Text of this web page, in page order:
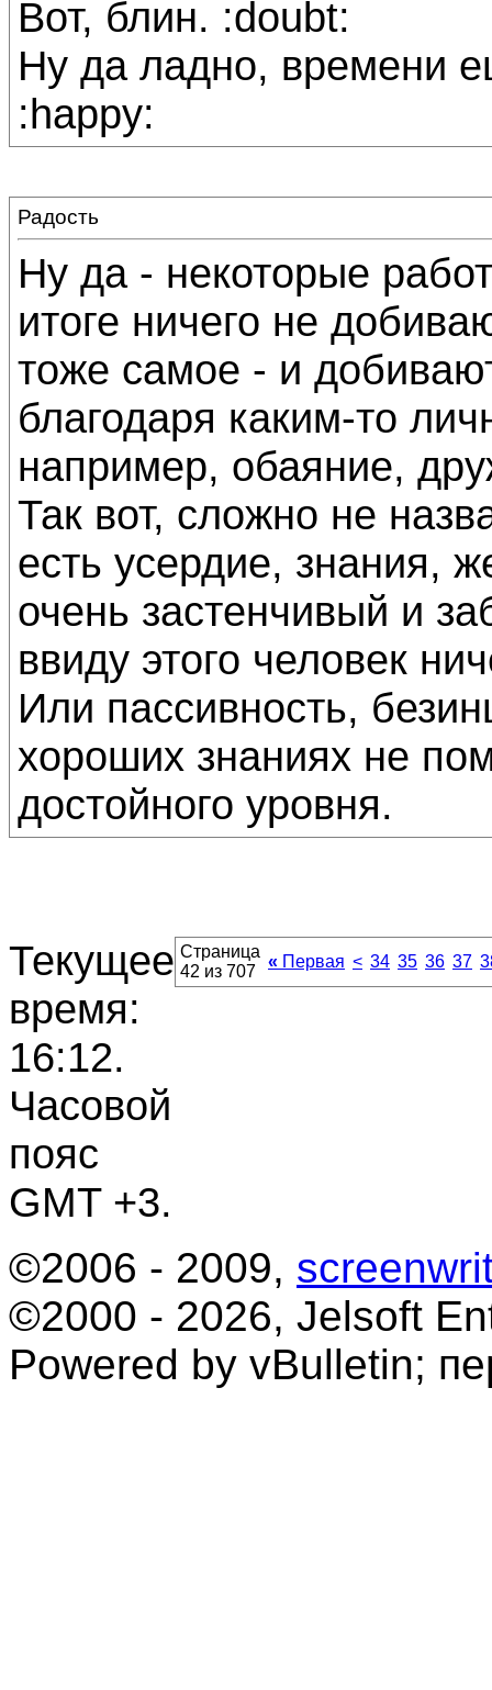
Вот, блин. :doubt:
Ну да ладно, времени
:happy:
Радость
Ну да - некоторые
итоге ничего не
тоже самое - и
благодаря каким-то
например, обаяние,
Так вот, сложно не
есть усердие, знания,
очень застенчивый и
ввиду этого человек
Или пассивность,
хороших знаниях не
достойного уровня.
Текущее
время:
16:12.
Часовой
пояс
GMT +3.
Страница
42 из 707
« Первая < 34 35 36 37
©2006 - 2009,
©2000 - 2026, Jelsoft
Powered by vBulletin;